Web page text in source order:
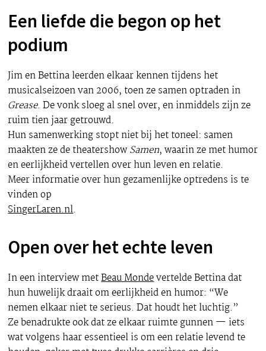
Een liefde die begon op het
podium
Jim en Bettina leerden elkaar kennen tijdens het
musicalseizoen van 2006, toen ze samen optraden in
Grease. De vonk sloeg al snel over, en inmiddels zijn ze
ruim tien jaar getrouwd.
Hun samenwerking stopt niet bij het toneel: samen
maakten ze de theatershowSamen, waarin ze met humor
en eerlijkheid vertellen over hun leven en relatie.
Meer informatie over hun gezamenlijke optredens is te
vinden op
SingerLaren.nl.
Open over het echte leven
In een interview metBeau Mondevertelde Bettina dat
hun huwelijk draait om eerlijkheid en humor: “We
nemen elkaar niet te serieus. Dat houdt het luchtig.”
Ze benadrukte ook dat ze elkaar ruimte gunnen — iets
wat volgens haar essentieel is om een relatie levend te